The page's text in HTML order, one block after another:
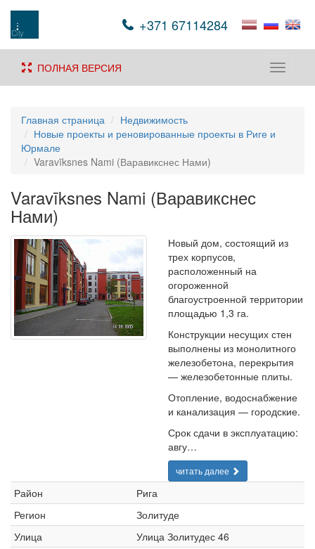
+371 67114284
Toggle
ПОЛНАЯ ВЕРСИЯ
Главная страница
Недвижимость
Новые проекты и реновированные проекты в Риге и
Юрмале
Varavīksnes Nami (Варавикснес Нами)
Varavīksnes Nami (Варавикснес
Нами)
Новый дом, состоящий из
трех корпусов,
расположенный на
огороженной
благоустроенной территории
площадью 1,3 га.
Конструкции несущих стен
выполнены из монолитного
железобетона, перекрытия
— железобетонные плиты.
Отопление, водоснабжение
и канализация — городские.
Срок сдачи в эксплуатацию:
авгу…
читать далее
Район
Рига
Регион
Золитуде
Улица
Улица Золитудес 46